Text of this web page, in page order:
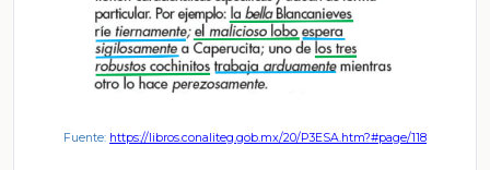
Fuente: https://libros.conaliteg.gob.mx/20/P3ESA.htm?#page/118